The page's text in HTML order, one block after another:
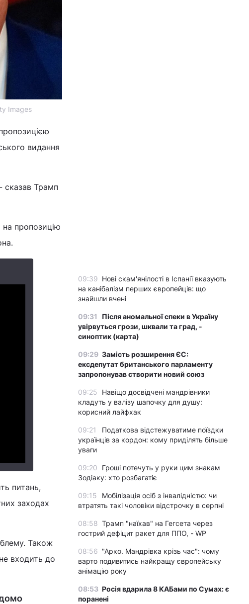
Images
видання
сказав Трамп
пропозицію
питань,
заходах
Також
входить до
09:39 Нові скам'янілості в Іспанії вказують
на канібалізм перших європейців: що
знайшли вчені
09:31
Після аномальної спеки в Україну
увірвуться грози, шквали та град, -
синоптик (карта)
09:29 Замість розширення ЄС:
ексдепутат британського парламенту
запропонував створити новий союз
09:25
Навіщо досвідчені мандрівники
кладуть у валізу шапочку для душу:
корисний лайфхак
09:21
Податкова відстежуватиме поїздки
українців за кордон: кому приділять більше
уваги
09:20
Гроші потечуть у руки цим знакам
Зодіаку: хто розбагатіє
09:15
Мобілізація осіб з інвалідністю: чи
втратять такі чоловіки відстрочку в серпні
08:58 Трамп "наїхав" на Гегсета через
гострий дефіцит ракет для ППО, - WP
08:56 "Арко. Мандрівка крізь час": чому
варто подивитись найкращу європейську
анімацію року
08:53 Росія вдарила 8 КАБами по Сумах: є
поранені